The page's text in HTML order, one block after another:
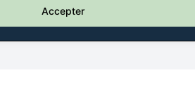
Accepter